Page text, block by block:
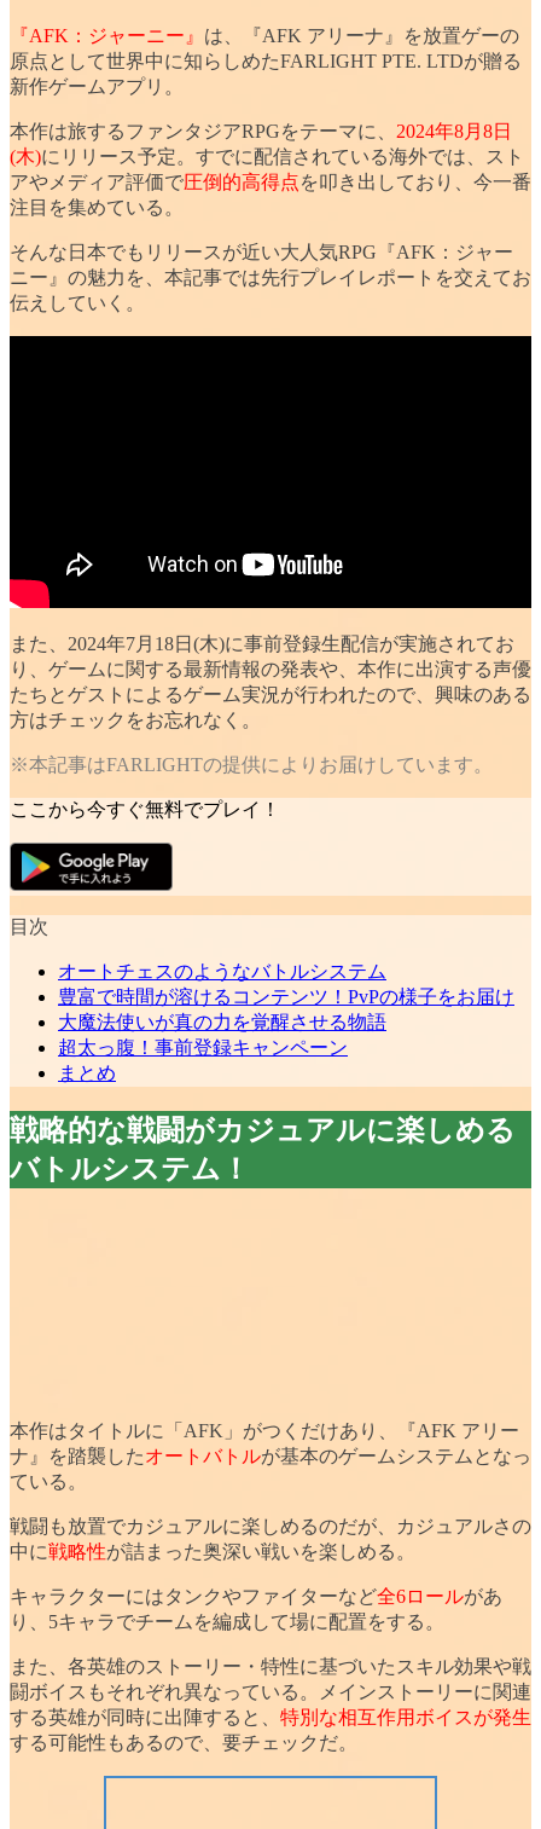
『AFK：ジャーニー』 は、『AFK アリーナ』を放置ゲーの
原点として世界中に知らしめたFARLIGHT PTE. LTDが贈る
新作ゲームアプリ。
本作は旅するファンタジアRPGをテーマに、 2024年8月8日
(木)にリリース予定。すでに配信されている海外では、スト
アやメディア評価で圧倒的高得点を叩き出しており、今一番
注目を集めている。
そんな日本でもリリースが近い大人気RPG『AFK：ジャー
ニー』の魅力を、本記事では先行プレイレポートを交えてお
伝えしていく。
また、2024年7月18日(木)に事前登録生配信が実施されてお
り、ゲームに関する最新情報の発表や、本作に出演する声優
たちとゲストによるゲーム実況が行われたので、興味のある
方はチェックをお忘れなく。
※本記事はFARLIGHTの提供によりお届けしています。
ここから今すぐ無料でプレイ！
目次
オートチェスのようなバトルシステム
豊富で時間が溶けるコンテンツ！PvPの様子をお届け
大魔法使いが真の力を覚醒させる物語
超太っ腹！事前登録キャンペーン
まとめ
戦略的な戦闘がカジュアルに楽しめる
バトルシステム！
本作はタイトルに「AFK」がつくだけあり、『AFK アリー
ナ』を踏襲したオートバトルが基本のゲームシステムとなっ
ている。
戦闘も放置でカジュアルに楽しめるのだが、カジュアルさの
中に戦略性が詰まった奥深い戦いを楽しめる。
キャラクターにはタンクやファイターなど全6ロールがあ
り、 5キャラでチームを編成して場に配置をする。
また、各英雄のストーリー・特性に基づいたスキル効果や戦
闘ボイスもそれぞれ異なっている。メインストーリーに関連
する英雄が同時に出陣すると、 特別な相互作用ボイスが発生
する可能性もあるので、要チェックだ。